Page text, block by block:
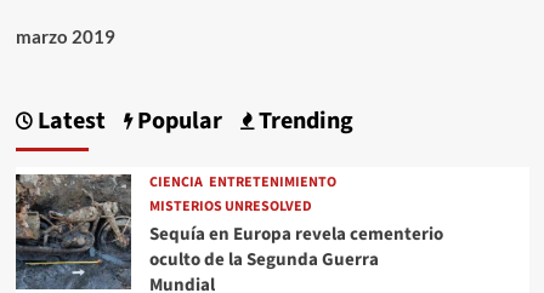
marzo 2019
Latest Popular Trending
CIENCIA ENTRETENIMIENTO
MISTERIOS UNRESOLVED
Sequía en Europa revela cementerio
oculto de la Segunda Guerra
Mundial